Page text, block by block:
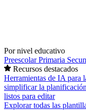
Por nivel educativo
PreescolarPrimaria
Recursos destacados
Herramientas de IA para
simplificar la
listos para editar
Explorar todas las